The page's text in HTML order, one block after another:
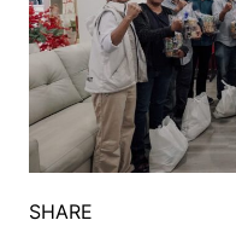
SHARE